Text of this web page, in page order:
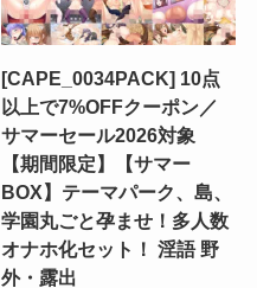
[CAPE_0034PACK] 10点
以上で7%OFFクーポン／
サマーセール2026対象
【期間限定】【サマー
BOX】テーマパーク、島、
学園丸ごと孕ませ！多人数
オナホ化セット！ 淫語 野
外・露出